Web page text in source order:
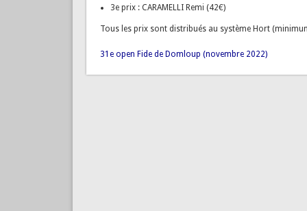
3e prix : CARAMELLI Remi (42€)
Tous les prix sont distribués au système Hort
31e open Fide de Domloup (novembre 2022)